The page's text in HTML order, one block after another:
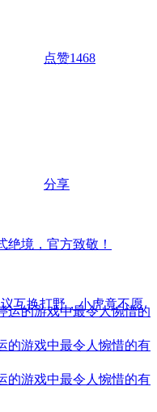
点赞1468
分享
绝境，官方致敬！
互换打野，小虎竟不愿
的游戏中最令人惋惜的有
的游戏中最令人惋惜的有